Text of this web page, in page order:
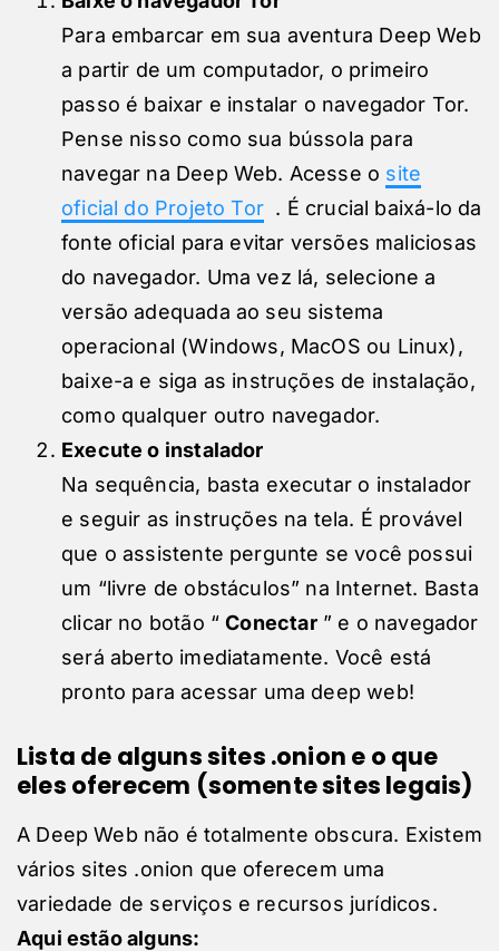
Para embarcar em sua aventura Deep Web
a partir de um computador, o primeiro
passo é baixar e instalar o navegador Tor.
Pense nisso como sua bússola para
navegar na Deep Web. Acesse o site
oficial do Projeto Tor. É crucial baixá-lo da
fonte oficial para evitar versões maliciosas
do navegador. Uma vez lá, selecione a
versão adequada ao seu sistema
operacional (Windows, MacOS ou Linux),
baixe-a e siga as instruções de instalação,
como qualquer outro navegador.
Execute o instalador
Na sequência, basta executar o instalador
e seguir as instruções na tela. É provável
que o assistente pergunte se você possui
um “livre de obstáculos” na Internet. Basta
clicar no botão “Conectar” e o navegador
será aberto imediatamente. Você está
pronto para acessar uma deep web!
Lista de alguns sites .onion e o que
eles oferecem (somente sites legais)
A Deep Web não é totalmente obscura. Existem
vários sites .onion que oferecem uma
variedade de serviços e recursos jurídicos.
Aqui estão alguns: